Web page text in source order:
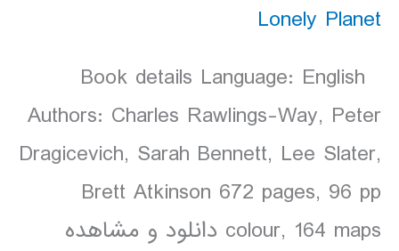
Lonely Planet
Book details Language: English
Authors: Charles Rawlings-Way, Peter
Dragicevich, Sarah Bennett, Lee Slater,
Brett Atkinson 672 pages, 96 pp
colour, 164 maps دانلود و مشاهده